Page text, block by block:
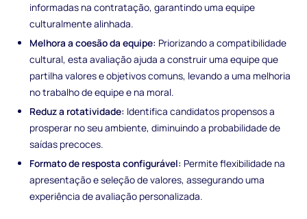
informadas na contratação, garantindo uma equipe
culturalmente alinhada.
Melhora a coesão da equipe: Priorizando a compatibilidade
cultural, esta avaliação ajuda a construir uma equipe que
partilha valores e objetivos comuns, levando a uma melhoria
no trabalho de equipe e na moral.
Reduz a rotatividade: Identifica candidatos propensos a
prosperar no seu ambiente, diminuindo a probabilidade de
saídas precoces.
Formato de resposta configurável: Permite flexibilidade na
apresentação e seleção de valores, assegurando uma
experiência de avaliação personalizada.